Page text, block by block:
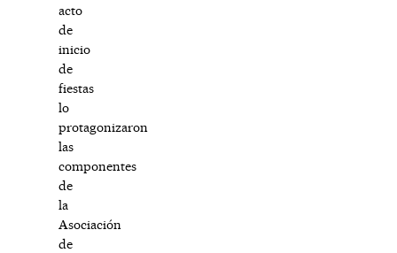
acto
de
inicio
de
fiestas
lo
protagonizaron
las
componentes
de
la
Asociación
de